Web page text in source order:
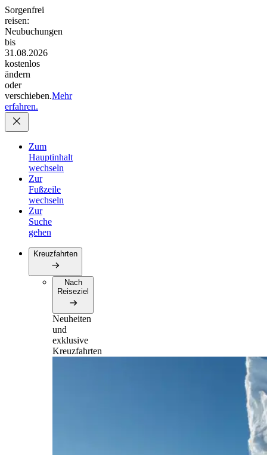
Sorgenfrei
reisen:
Neubuchungen
bis
31.08.2026
kostenlos
ändern
oder
verschieben.Mehr
erfahren.
Zum
Hauptinhalt
wechseln
Zur
Fußzeile
wechseln
Zur
Suche
gehen
Kreuzfahrten
Nach
Reiseziel
Neuheiten
und
exklusive
Kreuzfahrten